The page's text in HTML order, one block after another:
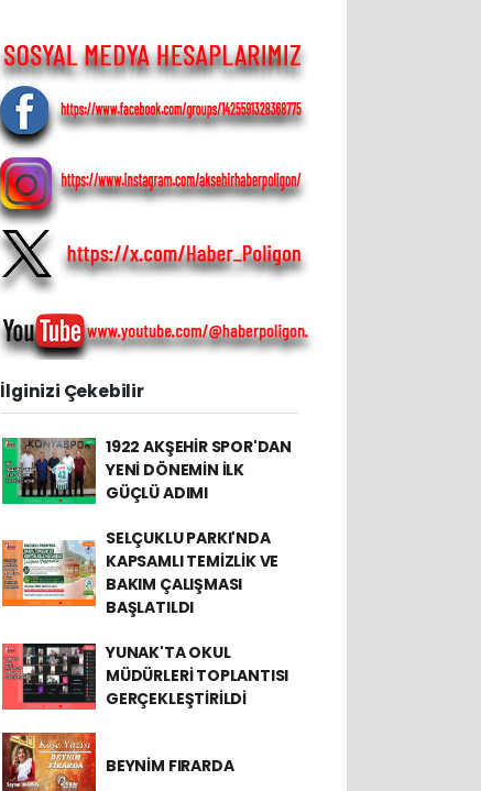
İlginizi Çekebilir
1922 AKŞEHİR SPOR'DAN
YENİ DÖNEMİN İLK
GÜÇLÜ ADIMI
SELÇUKLU PARKI'NDA
KAPSAMLI TEMİZLİK VE
BAKIM ÇALIŞMASI
BAŞLATILDI
YUNAK'TA OKUL
MÜDÜRLERİ TOPLANTISI
GERÇEKLEŞTİRİLDİ
BEYNİM FIRARDA